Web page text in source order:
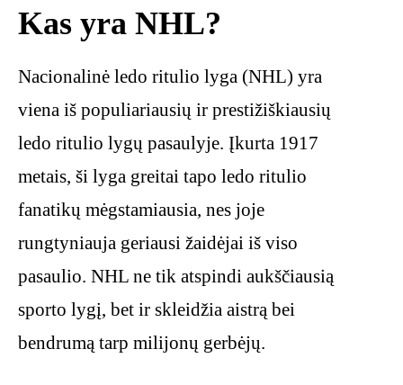
Kas yra NHL?
Nacionalinė ledo ritulio lyga (NHL) yra
viena iš populiariausių ir prestižiškiausių
ledo ritulio lygų pasaulyje. Įkurta 1917
metais, ši lyga greitai tapo ledo ritulio
fanatikų mėgstamiausia, nes joje
rungtyniauja geriausi žaidėjai iš viso
pasaulio. NHL ne tik atspindi aukščiausią
sporto lygį, bet ir skleidžia aistrą bei
bendrumą tarp milijonų gerbėjų.